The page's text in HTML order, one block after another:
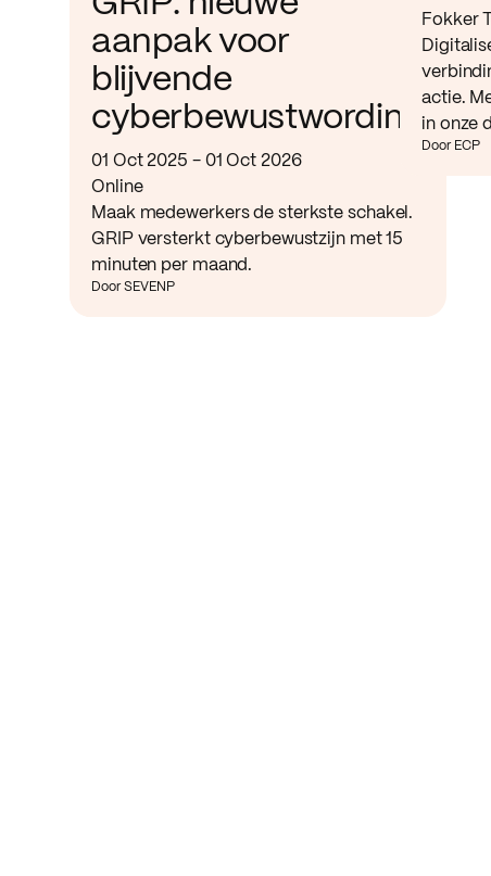
aanpak voor
blijvende
cyberbewustwording
01 Oct 2025 - 01 Oct 2026
Online
Maak medewerkers de sterkste schakel.
GRIP versterkt cyberbewustzijn met 15
minuten per maand.
Door SEVENP
Fokker
actie.
in onze
Door ECP